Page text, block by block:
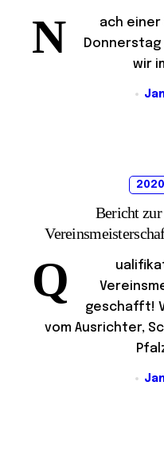
N
ach einer
Donnerstag
wir
2020
Bericht
Q
geschafft!
vom Ausrichter,